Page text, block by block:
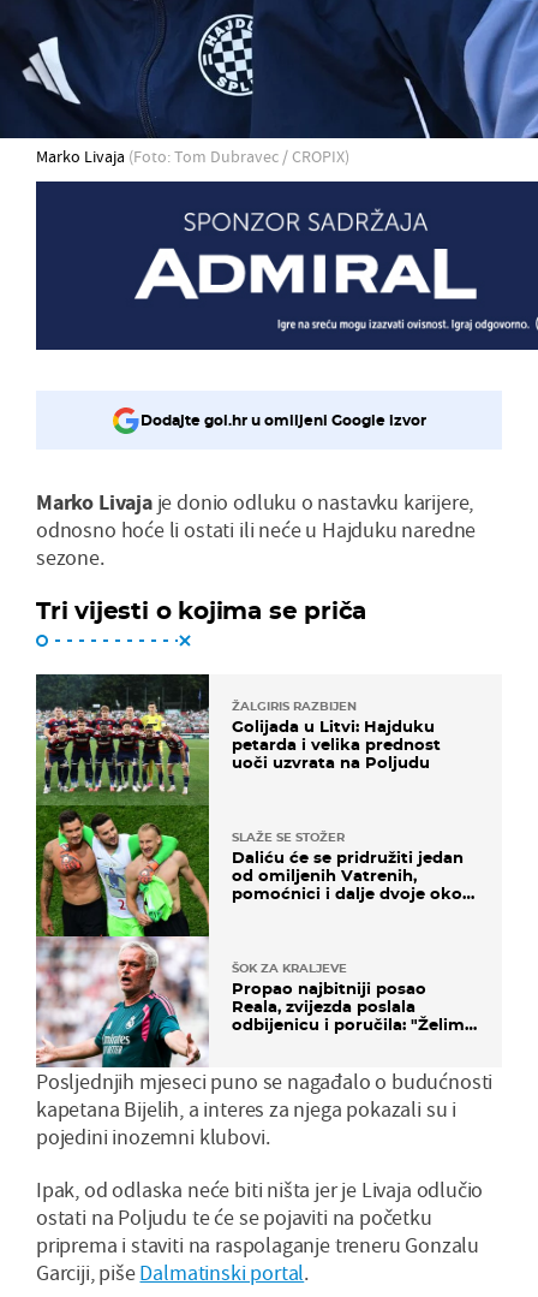
Marko Livaja (Foto: Tom Dubravec / CROPIX)
Dodajte gol.hr u omiljeni Google izvor
Marko Livajaje donio odluku o nastavku karijere,
odnosno hoće li ostati ili neće u Hajduku naredne
sezone.
Tri vijesti o kojima se priča
ŽALGIRIS RAZBIJEN
Golijada u Litvi: Hajduku
petarda i velika prednost
uoči uzvrata na Poljudu
SLAŽE SE STOŽER
Daliću će se pridružiti jedan
od omiljenih Vatrenih,
pomoćnici i dalje dvoje oko
ŠOK ZA KRALJEVE
Propao najbitniji posao
Reala, zvijezda poslala
odbijenicu i poručila: "Želim
Posljednjih mjeseci puno se nagađalo o budućnosti
kapetana Bijelih, a interes za njega pokazali su i
pojedini inozemni klubovi.
Ipak, od odlaska neće biti ništa jer je Livaja odlučio
ostati na Poljudu te će se pojaviti na početku
priprema i staviti na raspolaganje treneru Gonzalu
Garciji, pišeDalmatinski portal.